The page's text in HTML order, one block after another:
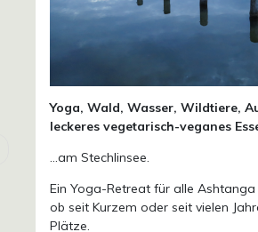
Yoga, Wald, Wasser, Wildtiere,
leckeres vegetarisch-veganes
...am Stechlinsee.
Ein Yoga-Retreat für alle
ob seit Kurzem oder seit vielen
Plätze.